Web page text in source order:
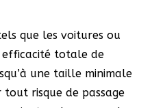
que les voitures ou
efficacité totale de
une taille minimale
risque de passage